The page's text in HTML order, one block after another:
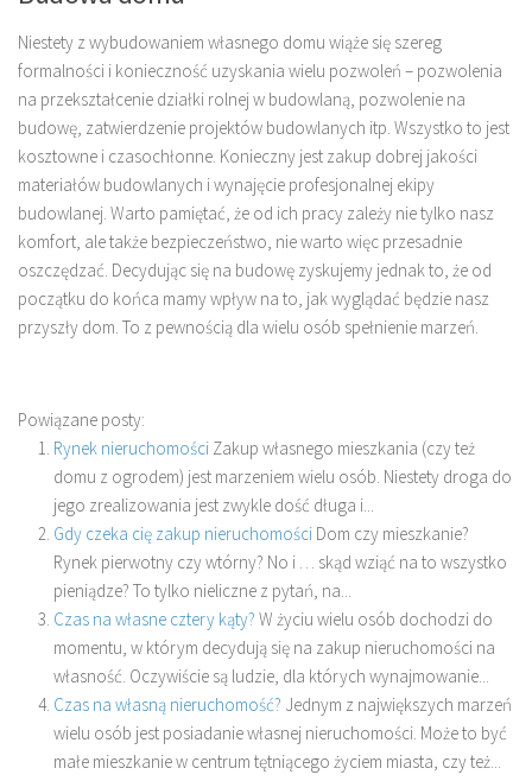
Niestety z wybudowaniem własnego domu wiąże się szereg
formalności i konieczność uzyskania wielu pozwoleń – pozwolenia
na przekształcenie działki rolnej w budowlaną, pozwolenie na
budowę, zatwierdzenie projektów budowlanych itp. Wszystko to jest
kosztowne i czasochłonne. Konieczny jest zakup dobrej jakości
materiałów budowlanych i wynajęcie profesjonalnej ekipy
budowlanej. Warto pamiętać, że od ich pracy zależy nie tylko nasz
komfort, ale także bezpieczeństwo, nie warto więc przesadnie
oszczędzać. Decydując się na budowę zyskujemy jednak to, że od
początku do końca mamy wpływ na to, jak wyglądać będzie nasz
przyszły dom. To z pewnością dla wielu osób spełnienie marzeń.
Powiązane posty:
Rynek nieruchomości Zakup własnego mieszkania (czy też
domu z ogrodem) jest marzeniem wielu osób. Niestety droga do
jego zrealizowania jest zwykle dość długa i...
Gdy czeka cię zakup nieruchomości Dom czy mieszkanie?
Rynek pierwotny czy wtórny? No i … skąd wziąć na to wszystko
pieniądze? To tylko nieliczne z pytań, na...
Czas na własne cztery kąty? W życiu wielu osób dochodzi do
momentu, w którym decydują się na zakup nieruchomości na
własność. Oczywiście są ludzie, dla których wynajmowanie...
Czas na własną nieruchomość? Jednym z największych marzeń
wielu osób jest posiadanie własnej nieruchomości. Może to być
małe mieszkanie w centrum tętniącego życiem miasta, czy też...